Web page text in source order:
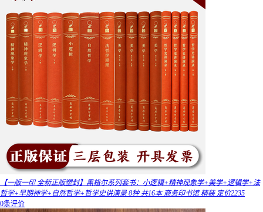
【一版一印 全新正版塑封】黑格尔系列套书：小逻辑+精神现象学+美学+逻辑学+法
哲学+早期神学+自然哲学+哲学史讲演录 8种 共16本 商务印书馆 精装 定价2235
0条评价